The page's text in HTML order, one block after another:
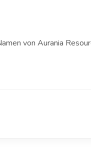
von Aurania